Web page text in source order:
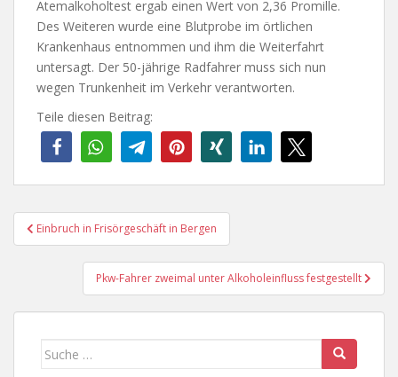
Atemalkoholtest ergab einen Wert von 2,36 Promille.
Des Weiteren wurde eine Blutprobe im örtlichen
Krankenhaus entnommen und ihm die Weiterfahrt
untersagt. Der 50-jährige Radfahrer muss sich nun
wegen Trunkenheit im Verkehr verantworten.
Teile diesen Beitrag:
Beitragsnavigation
Einbruch in Frisörgeschäft in Bergen
Pkw-Fahrer zweimal unter Alkoholeinfluss festgestellt
Suche